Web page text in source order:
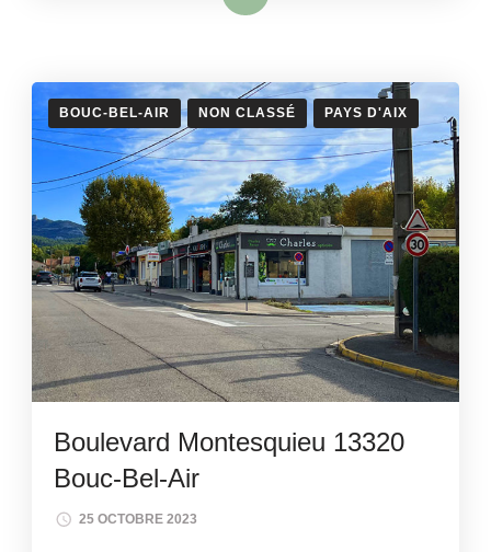
BOUC-BEL-AIR NON CLASSÉ PAYS D'AIX
Boulevard Montesquieu 13320
Bouc-Bel-Air
25 OCTOBRE 2023